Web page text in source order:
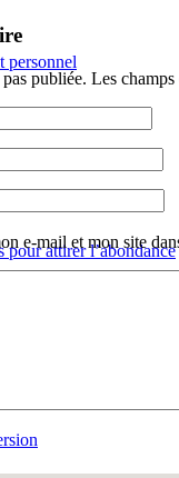
personnel
pour attirer l’abondance
publiée. Les
e-mail et mon site